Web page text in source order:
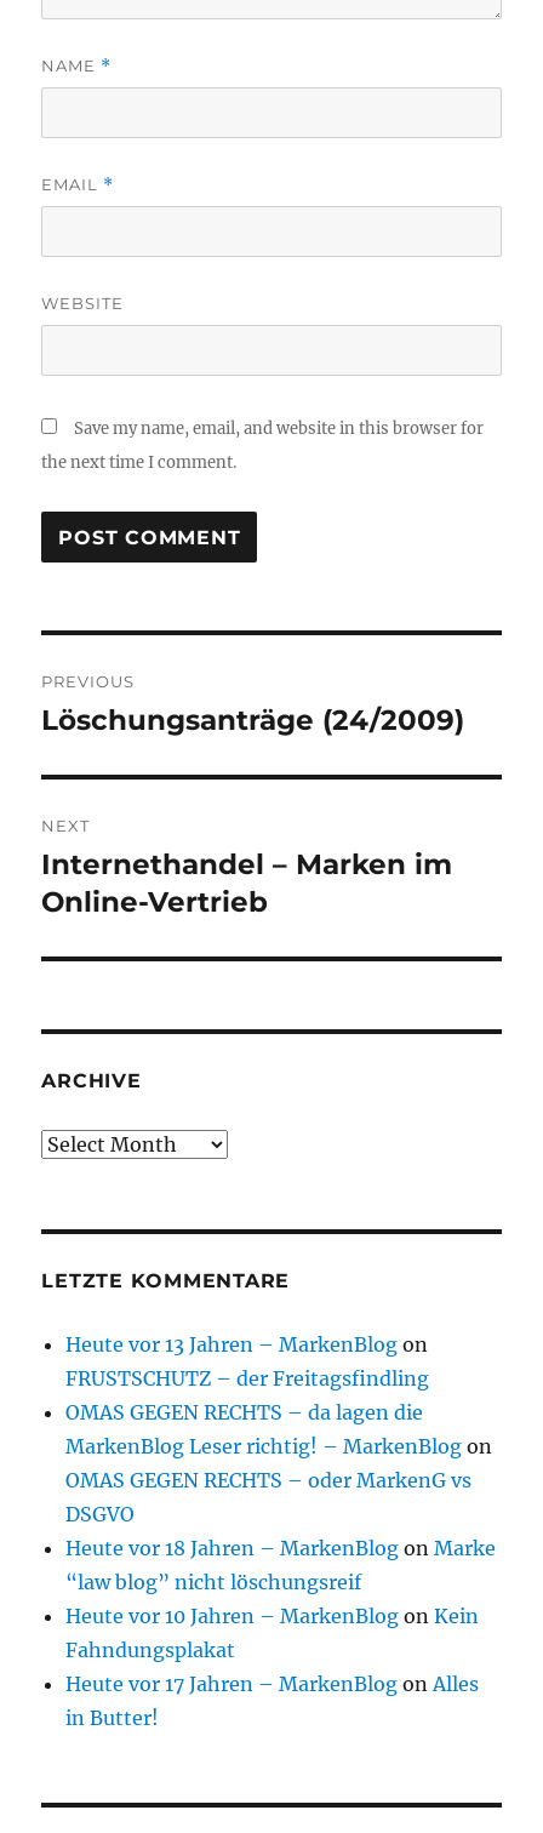
NAME *
EMAIL *
WEBSITE
Save my name, email, and website in this browser for
the next time I comment.
navigation
PREVIOUS
Previous
Löschungsanträge (24/2009)
NEXT
Next
post:
Internethandel – Marken im
Online-Vertrieb
ARCHIVE
Archive
LETZTE KOMMENTARE
Heute vor 13 Jahren – MarkenBlog on
FRUSTSCHUTZ – der Freitagsfindling
OMAS GEGEN RECHTS – da lagen die
MarkenBlog Leser richtig! – MarkenBlog on
OMAS GEGEN RECHTS – oder MarkenG vs
DSGVO
Heute vor 18 Jahren – MarkenBlog onMarke
“law blog” nicht löschungsreif
Heute vor 10 Jahren – MarkenBlog onKein
Fahndungsplakat
Heute vor 17 Jahren – MarkenBlog onAlles
in Butter!